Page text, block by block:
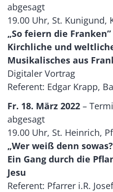
abgesagt
19.00 Uhr, St. Kunigund,
„So feiern die Franken”
Kirchliche und
Musikalisches aus
Digitaler Vortrag
Referent: Edgar Krapp,
Fr. 18. März 2022 –
abgesagt
19.00 Uhr, St. Heinrich,
„Wer weiß denn
Ein Gang durch die
Jesu
Referent: Pfarrer i.R.